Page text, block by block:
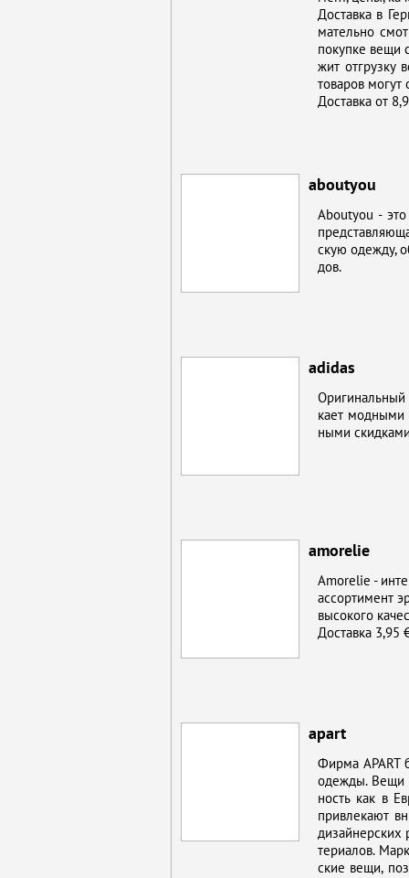
До­став­ка в
ма­тель­но
по­куп­ке ве­щи
жит от­груз­ку
то­ва­ров мо­гут
До­став­ка от
aboutyou
Aboutyou -
скую одеж­ду,
дов.
adidas
Ори­ги­наль­ный
ка­ет мод­ны­ми
ны­ми
amorelie
Amorelie -
ас­сор­ти­мент
вы­со­ко­го
До­став­ка 3,95
apart
Фир­ма APART
одеж­ды. Ве­щи
ность как в
при­вле­ка­ют
те­ри­а­лов.
ские ве­щи,